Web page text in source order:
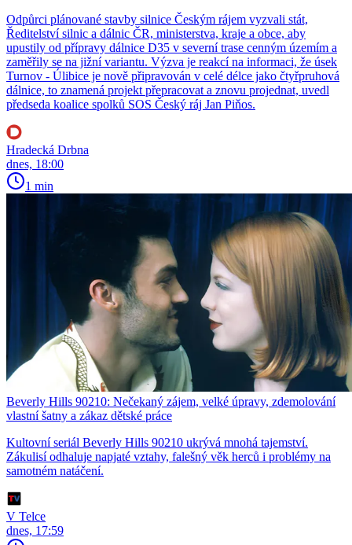
Odpůrci plánované stavby silnice Českým rájem vyzvali stát,
Ředitelství silnic a dálnic ČR, ministerstva, kraje a obce, aby
upustily od přípravy dálnice D35 v severní trase cenným územím a
zaměřily se na jižní variantu. Výzva je reakcí na informaci, že úsek
Turnov - Úlibice je nově připravován v celé délce jako čtyřpruhová
dálnice, to znamená projekt přepracovat a znovu projednat, uvedl
předseda koalice spolků SOS Český ráj Jan Piňos.
Hradecká Drbna
dnes, 18:00
1 min
Beverly Hills 90210: Nečekaný zájem, velké úpravy, zdemolování
vlastní šatny a zákaz dětské práce
Kultovní seriál Beverly Hills 90210 ukrývá mnohá tajemství.
Zákulisí odhaluje napjaté vztahy, falešný věk herců i problémy na
samotném natáčení.
V Telce
dnes, 17:59